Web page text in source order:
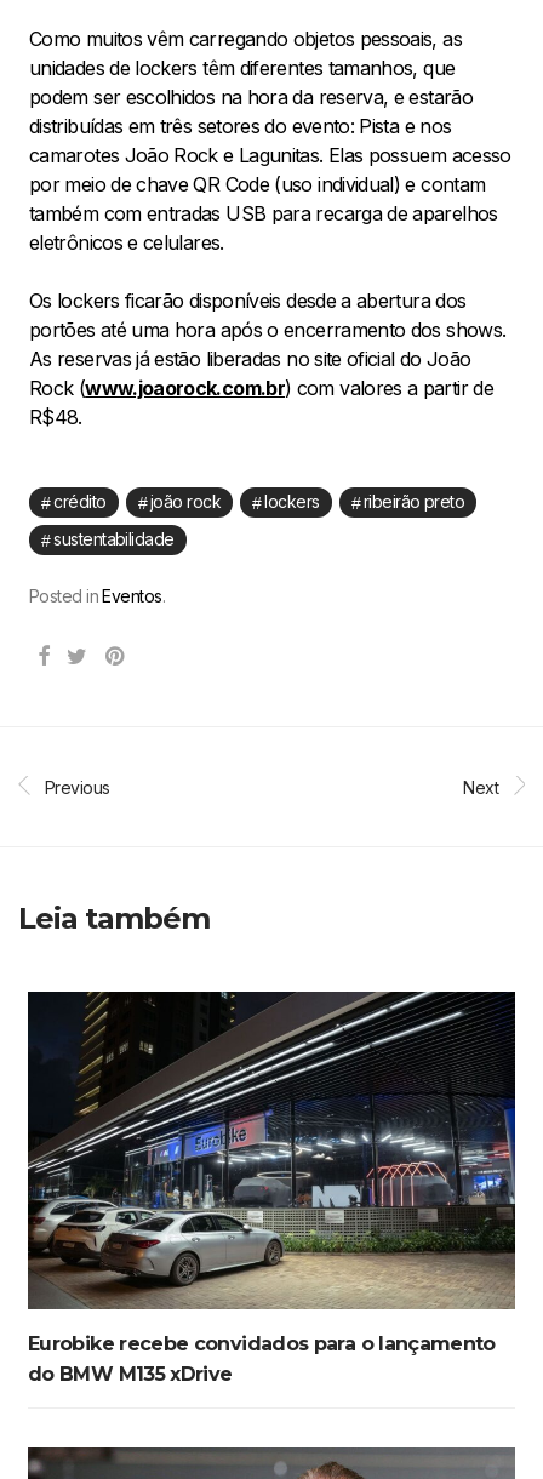
Como muitos vêm carregando objetos pessoais, as
unidades de lockers têm diferentes tamanhos, que
podem ser escolhidos na hora da reserva, e estarão
distribuídas em três setores do evento: Pista e nos
camarotes João Rock e Lagunitas. Elas possuem acesso
por meio de chave QR Code (uso individual) e contam
também com entradas USB para recarga de aparelhos
eletrônicos e celulares.
Os lockers ficarão disponíveis desde a abertura dos
portões até uma hora após o encerramento dos shows.
As reservas já estão liberadas no site oficial do João
Rock (www.joaorock.com.br) com valores a partir de
R$48.
crédito joão rock lockers
ribeirão preto
sustentabilidade
Posted inEventos.
Previous Next
Leia também
Eurobike recebe convidados para o lançamento
do BMW M135 xDrive